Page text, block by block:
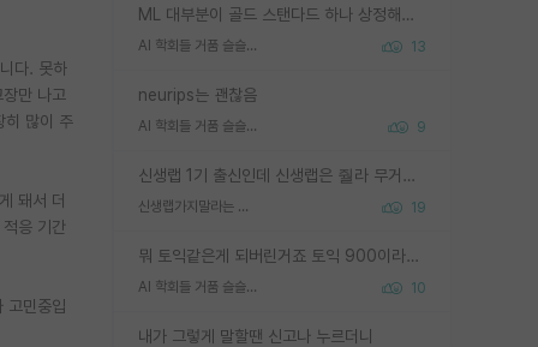
ML 대부분이 골드 스탠다드 하나 상정해놓고 (벤치마크 데이터셋이 여러 개면 여러 개 상정) 그거 얼마나 잘 맞추나 싸움임 가끔 번뜩이는 설계 철학을 보여주는 논문들도 있지만 대부분 그거 성적 얼마나 더 올리느라에 혈안이 되어 있는 측면이 잇음
AI 학회들 거품 슬슬 지적이 나오네요 13
neurips는 괜찮음
AI 학회들 거품 슬슬 지적이 나오네요 9
신생랩 1기 출신인데 신생랩은 줠라 무거운 바벨 같은거임. 들면 대박인데 못들면 깔려 죽음. 아무도 알려주지 않는 환경에서 자생해야하지만, 일단 살아남았다면 그 어떤 사람보다 악착같고 생존력 높은 사람으로 거듭날 수 있음
신생랩가지말라는 이유가 있었구나 19
뭐 토익같은게 되버린거죠 토익 900이라고 영어잘하는건 아닙니다만 잘하는사람은 다 900을 넘는 그런
AI 학회들 거품 슬슬 지적이 나오네요 10
내가 그렇게 말할땐 신고나 누르더니
다. 못하
만 나고
히 많이 주
돼서 더
응 기간
고민중입